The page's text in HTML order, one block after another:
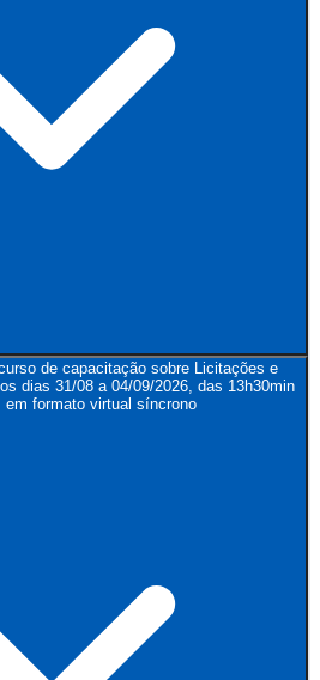
de capacitação sobre Licitações e
dias 31/08 a 04/09/2026, das 13h30min
em formato virtual síncrono